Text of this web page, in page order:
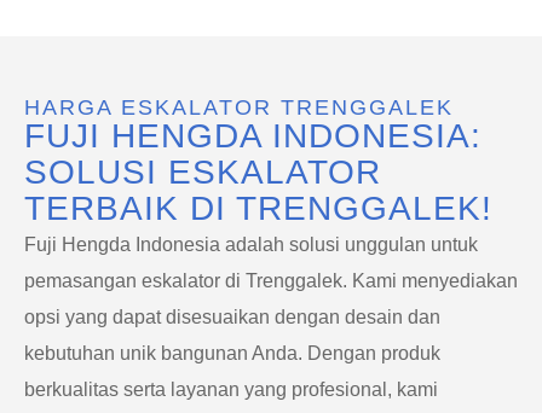
HARGA ESKALATOR TRENGGALEK
FUJI HENGDA INDONESIA:
SOLUSI ESKALATOR
TERBAIK DI TRENGGALEK!
Fuji Hengda Indonesia adalah solusi unggulan untuk
pemasangan eskalator di Trenggalek. Kami menyediakan
opsi yang dapat disesuaikan dengan desain dan
kebutuhan unik bangunan Anda. Dengan produk
berkualitas serta layanan yang profesional, kami